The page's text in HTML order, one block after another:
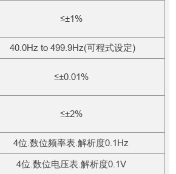
≤±1%
40.0Hz to 499.9Hz(可程式设定)
≤±0.01%
≤±2%
4位.数位频率表.解析度0.1Hz
4位.数位电压表.解析度0.1V